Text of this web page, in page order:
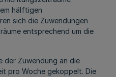
hälftigen
sich die Zuwendungen
entsprechend um die
der Zuwendung an die
pro Woche gekoppelt. Die